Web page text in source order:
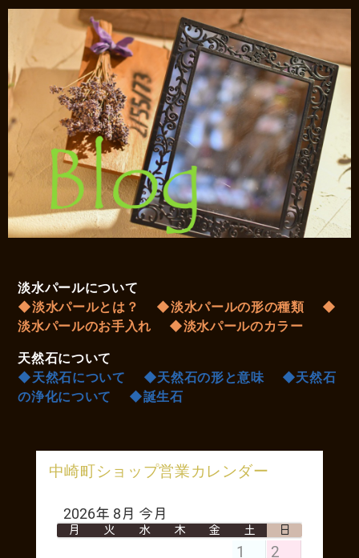
淡水パールについて
◆淡水パールとは？
◆淡水パールの形の種類
◆
淡水パールのお手入れ
◆淡水パールのカラー
天然石について
◆天然石について
◆天然石の形と意味
◆天然石
の浄化について
◆誕生石
中崎町ショップ営業カレンダー